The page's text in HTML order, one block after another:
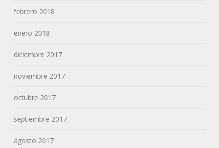
febrero 2018
enero 2018
diciembre 2017
noviembre 2017
octubre 2017
septiembre 2017
agosto 2017